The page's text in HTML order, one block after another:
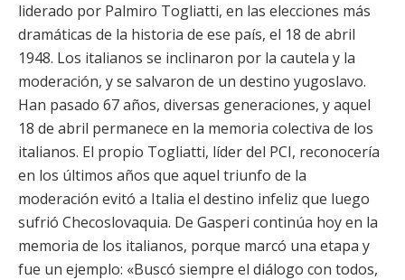
liderado por Palmiro Togliatti, en las elecciones más
dramáticas de la historia de ese país, el 18 de abril
1948. Los italianos se inclinaron por la cautela y la
moderación, y se salvaron de un destino yugoslavo.
Han pasado 67 años, diversas generaciones, y aquel
18 de abril permanece en la memoria colectiva de los
italianos. El propio Togliatti, líder del PCI, reconocería
en los últimos años que aquel triunfo de la
moderación evitó a Italia el destino infeliz que luego
sufrió Checoslovaquia. De Gasperi continúa hoy en la
memoria de los italianos, porque marcó una etapa y
fue un ejemplo: «Buscó siempre el diálogo con todos,